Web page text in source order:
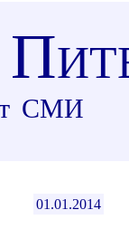
П
СМИ
01.01.2014